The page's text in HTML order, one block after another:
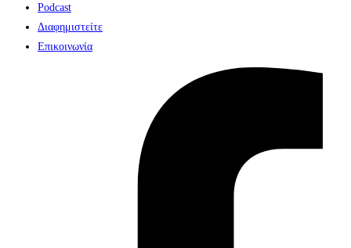
Podcast
Διαφημιστείτε
Επικοινωνία